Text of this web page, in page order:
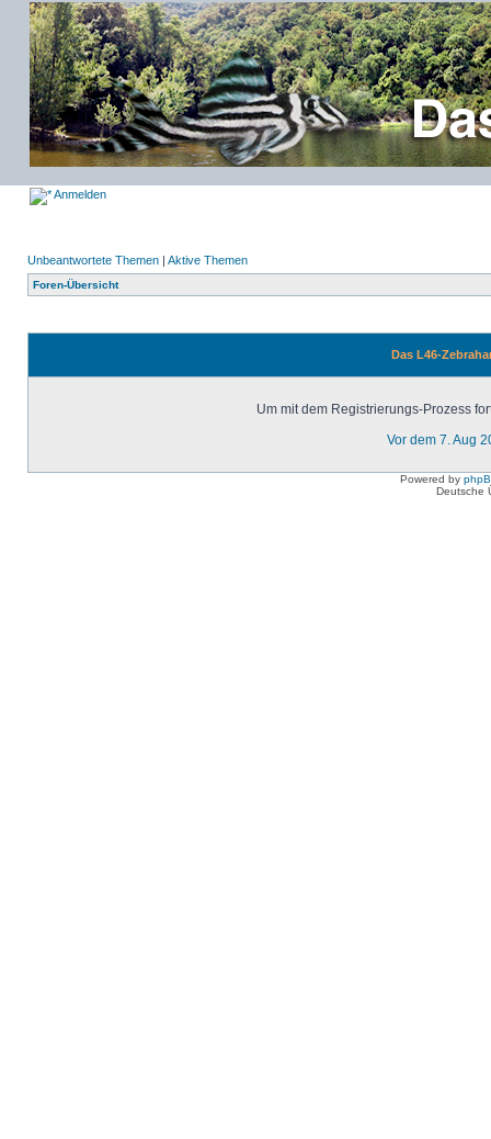
Anmelden
Unbeantwortete Themen | Aktive Themen
Foren-Übersicht
Das L46-
Um mit dem Registrierungs-Prozess
Vor dem 7. Aug
Powered by
Deutsche